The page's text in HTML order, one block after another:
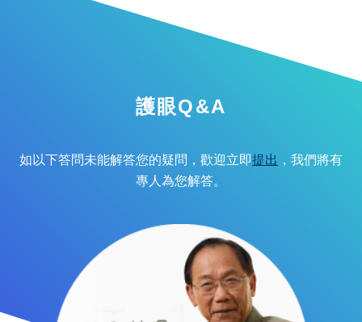
護眼Q&A
如以下答問未能解答您的疑問，歡迎立即提出 ，我們將有
專人為您解答。